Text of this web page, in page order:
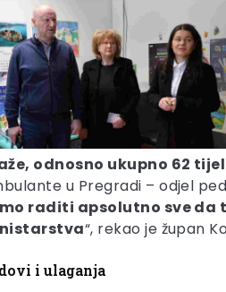
odnosno ukupno 62
u Pregradi – odjel
raditi apsolutno sve da
“, rekao je župan
i ulaganja